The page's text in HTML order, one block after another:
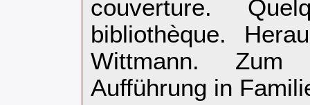
couverture.
bibliothèque.
Wittmann.
Aufführung in